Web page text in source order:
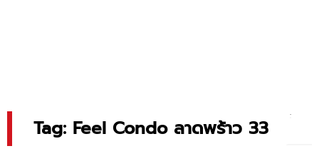
Tag: Feel Condo ลาดพร้าว 33